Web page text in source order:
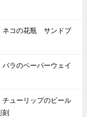
コの花瓶 サンドブ
ラのペーパーウェイ
ューリップのビール